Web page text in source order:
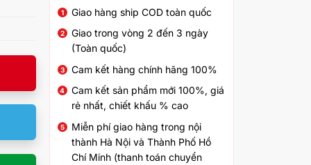
Giao hàng ship COD toàn quốc
Giao trong vòng 2 đến 3 ngày
(Toàn quốc)
Cam kết hàng chính hãng 100%
Cam kết sản phẩm mới 100%, giá
rẻ nhất, chiết khấu % cao
Miễn phí giao hàng trong nội
thành Hà Nội và Thành Phố Hồ
Chí Minh (thanh toán chuyển